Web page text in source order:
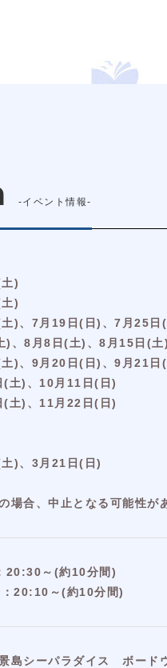
-イベント情報-
)
)
)、7月19日(日)、7月25日
)、8月8日(土)、8月15日(
)、9月20日(日)、9月21日
(土)、10月11日(日)
(土)、11月22日(日)
)、3月21日(日)
場合、中止となる可能性が
20:30～(約10分間)
20:10～(約10分間)
島シーパラダイス ボード